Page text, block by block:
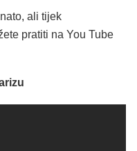
ali tijek
pratiti na You Tube